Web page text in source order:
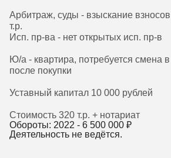
Арбитраж, суды - взыскание
т.р.
Исп. пр-ва - нет открытых исп. пр-в
Ю/а - квартира, потребуется смена
после покупки
Уставный капитал 10 000 рублей
Стоимость 320 т.р. + нотариат
Обороты: 2022 - 6 500 000 ₽
Деятельность не ведётся.